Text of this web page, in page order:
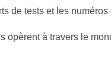
de tests et les numéros
opèrent à travers le